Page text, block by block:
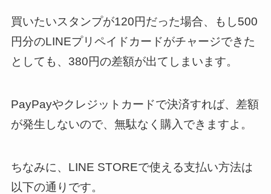
買いたいスタンプが120円だった場合、もし500
円分のLINEプリペイドカードがチャージできた
としても、380円の差額が出てしまいます。
PayPayやクレジットカードで決済すれば、差額
が発生しないので、無駄なく購入できますよ。
ちなみに、LINE STOREで使える支払い方法は
以下の通りです。